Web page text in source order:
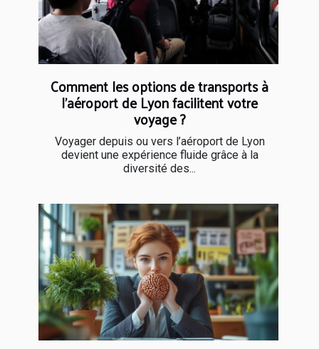
Comment les options de transports à
l’aéroport de Lyon facilitent votre
voyage ?
Voyager depuis ou vers l’aéroport de Lyon
devient une expérience fluide grâce à la
diversité des...